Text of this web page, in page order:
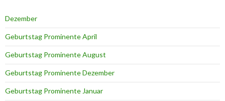
Dezember
Geburtstag Prominente April
Geburtstag Prominente August
Geburtstag Prominente Dezember
Geburtstag Prominente Januar